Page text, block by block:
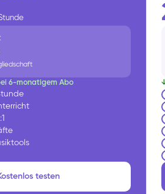
6-monatigem Abo
testen